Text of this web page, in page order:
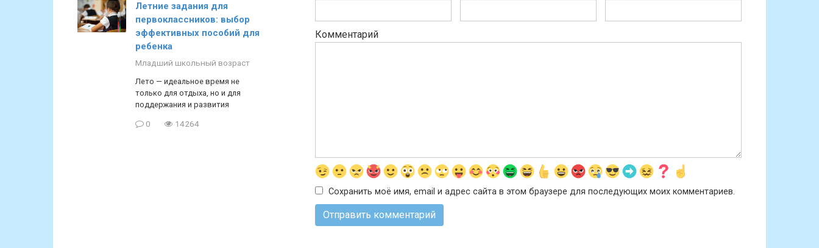
Комментарий
Сохранить моё имя, email и адрес сайта в этом браузере для последующих моих комментариев.
Летние задания для
первоклассников: выбор
эффективных пособий для
ребенка
Младший школьный возраст
Лето — идеальное время не
только для отдыха, но и для
поддержания и развития
0 14264